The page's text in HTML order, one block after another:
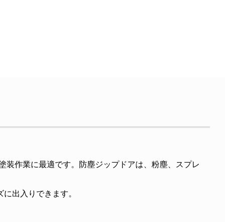
装作業に最適です。防塵ジップドアは、粉塵、スプレ
出入りできます。